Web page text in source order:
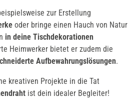
zur Erstellung
oder bringe einen Hauch von Natur
in deine Tischdekorationen
Heimwerker bietet er zudem die
Aufbewahrungslösungen.
kreativen Projekte in die Tat
ist dein idealer Begleiter!